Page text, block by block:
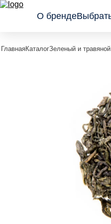
О бренде
ГлавнаяКаталогЗеленый и